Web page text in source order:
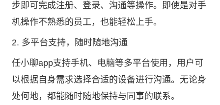
步即可完成注册、登录、沟通等操作。即使是对手
机操作不熟悉的员工，也能轻松上手。
2. 多平台支持，随时随地沟通
任小聊app支持手机、电脑等多平台使用，用户可
以根据自身需求选择合适的设备进行沟通。无论身
处何地，都能随时随地保持与同事的联系。